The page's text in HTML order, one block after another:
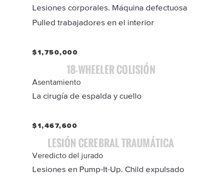
Lesiones corporales. Máquina defectuosa
Pulled trabajadores en el interior
$1,750,000
18-WHEELER COLISIÓN
Asentamiento
La cirugía de espalda y cuello
$1,467,600
LESIÓN CEREBRAL TRAUMÁTICA
Veredicto del jurado
Lesiones en Pump-It-Up. Child expulsado